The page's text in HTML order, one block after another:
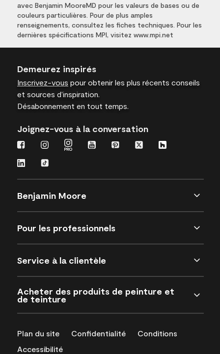
avec Benjamin MooreMD pour les valeurs de bases ou de
couleurs particulières. Pour de plus amples
renseignements, consultez les fiches techniques. Pour les
dernières spécifications MPI, visitez www.mpi.net
Demeurez inspirés
Inscrivez-vous pour obtenir les plus récents conseils
et sources d’inspiration.
Désabonnement en tout temps.
Joignez-vous à la conversation
Benjamin Moore
Pour les professionnels
Service à la clientèle
Acheter des produits de peinture et
de teinture
Plan du site Confidentialité
Conditions
Accessibilité